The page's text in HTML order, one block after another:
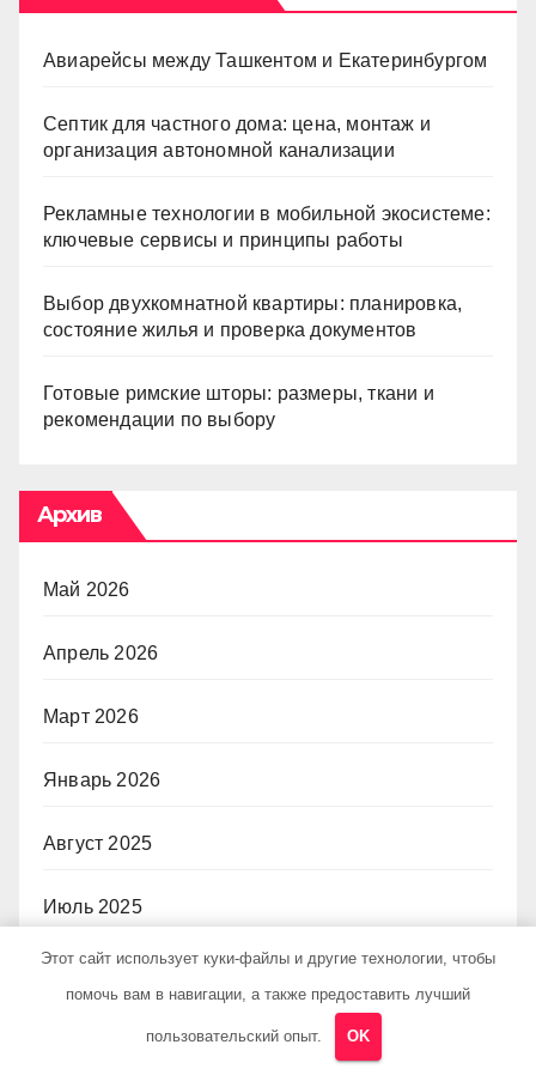
Авиарейсы между Ташкентом и Екатеринбургом
Септик для частного дома: цена, монтаж и
организация автономной канализации
Рекламные технологии в мобильной экосистеме:
ключевые сервисы и принципы работы
Выбор двухкомнатной квартиры: планировка,
состояние жилья и проверка документов
Готовые римские шторы: размеры, ткани и
рекомендации по выбору
Архив
Май 2026
Апрель 2026
Март 2026
Январь 2026
Август 2025
Июль 2025
Декабрь 2024
Ноябрь 2024
Этот сайт использует куки-файлы и другие технологии, чтобы
помочь вам в навигации, а также предоставить лучший
пользовательский опыт. OK